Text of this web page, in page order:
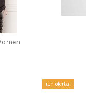
¡En oferta!